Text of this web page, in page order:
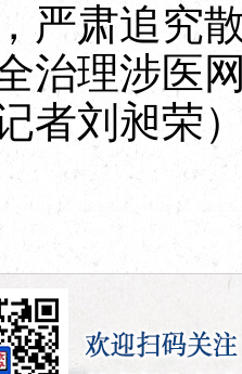
严肃追究
治理涉医
者刘昶荣